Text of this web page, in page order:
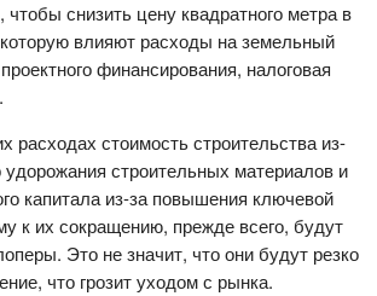
чтобы снизить цену квадратного метра в
влияют расходы на земельный
финансирования, налоговая
расходах стоимость строительства из-
удорожания строительных материалов и
капитала из-за повышения ключевой
к их сокращению, прежде всего, будут
Это не значит, что они будут резко
что грозит уходом с рынка.